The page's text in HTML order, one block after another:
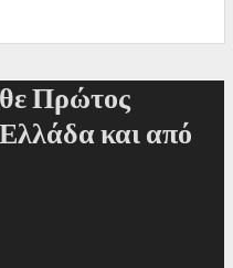
Πρώτος
και από